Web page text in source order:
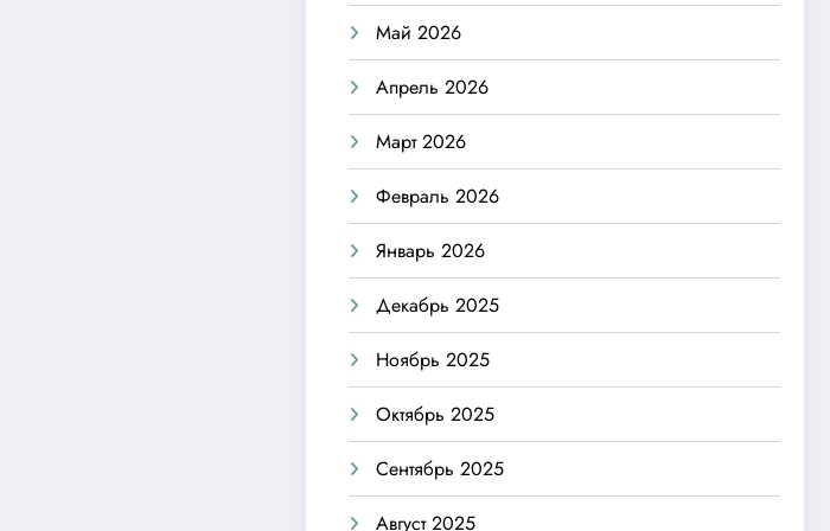
Май 2026
Апрель 2026
Март 2026
Февраль 2026
Январь 2026
Декабрь 2025
Ноябрь 2025
Октябрь 2025
Сентябрь 2025
Август 2025